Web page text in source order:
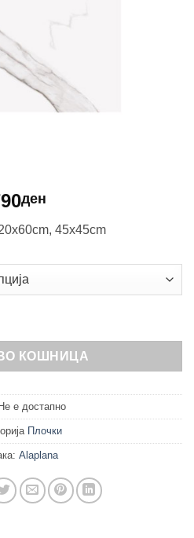
ден
45x45cm
КОШНИЦА
Не е достапно
Плочки
Alaplana